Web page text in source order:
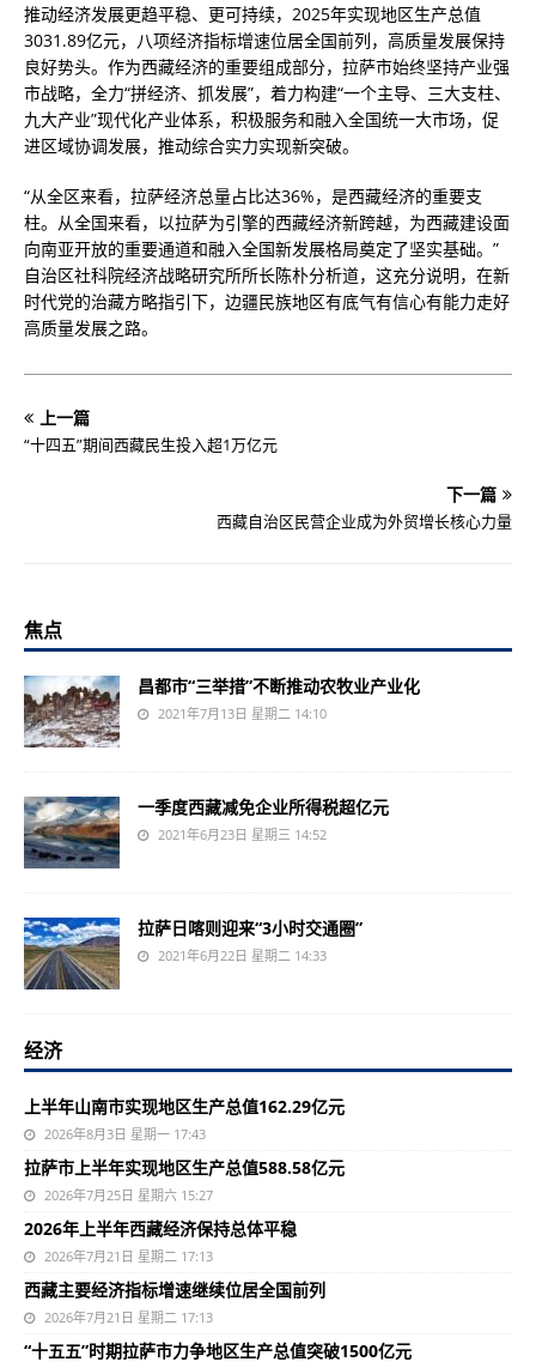
推动经济发展更趋平稳、更可持续，2025年实现地区生产总值
3031.89亿元，八项经济指标增速位居全国前列，高质量发展保持
良好势头。作为西藏经济的重要组成部分，拉萨市始终坚持产业强
市战略，全力“拼经济、抓发展”，着力构建“一个主导、三大支柱、
九大产业”现代化产业体系，积极服务和融入全国统一大市场，促
进区域协调发展，推动综合实力实现新突破。
“从全区来看，拉萨经济总量占比达36%，是西藏经济的重要支
柱。从全国来看，以拉萨为引擎的西藏经济新跨越，为西藏建设面
向南亚开放的重要通道和融入全国新发展格局奠定了坚实基础。”
自治区社科院经济战略研究所所长陈朴分析道，这充分说明，在新
时代党的治藏方略指引下，边疆民族地区有底气有信心有能力走好
高质量发展之路。
上一篇
“十四五”期间西藏民生投入超1万亿元
下一篇
西藏自治区民营企业成为外贸增长核心力量
焦点
昌都市“三举措”不断推动农牧业产业化
2021年7月13日 星期二 14:10
一季度西藏减免企业所得税超亿元
2021年6月23日 星期三 14:52
拉萨日喀则迎来“3小时交通圈”
2021年6月22日 星期二 14:33
经济
上半年山南市实现地区生产总值162.29亿元
2026年8月3日 星期一 17:43
拉萨市上半年实现地区生产总值588.58亿元
2026年7月25日 星期六 15:27
2026年上半年西藏经济保持总体平稳
2026年7月21日 星期二 17:13
西藏主要经济指标增速继续位居全国前列
2026年7月21日 星期二 17:13
“十五五”时期拉萨市力争地区生产总值突破1500亿元